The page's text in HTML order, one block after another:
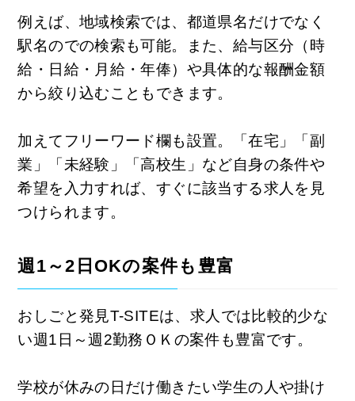
例えば、地域検索では、都道県名だけでなく
駅名のでの検索も可能。また、給与区分（時
給・日給・月給・年俸）や具体的な報酬金額
から絞り込むこともできます。
加えてフリーワード欄も設置。「在宅」「副
業」「未経験」「高校生」など自身の条件や
希望を入力すれば、すぐに該当する求人を見
つけられます。
週1～2日OKの案件も豊富
おしごと発見T-SITEは、求人では比較的少な
い週1日～週2勤務ＯＫの案件も豊富です。
学校が休みの日だけ働きたい学生の人や掛け